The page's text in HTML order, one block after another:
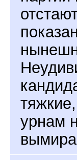
урнам